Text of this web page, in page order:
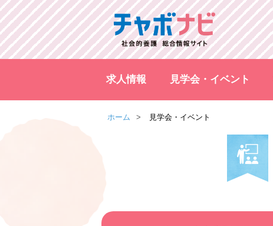
求人情報 見学会・イベント
ホーム 見学会・イベント